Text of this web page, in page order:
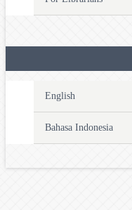
English
Bahasa Indonesia